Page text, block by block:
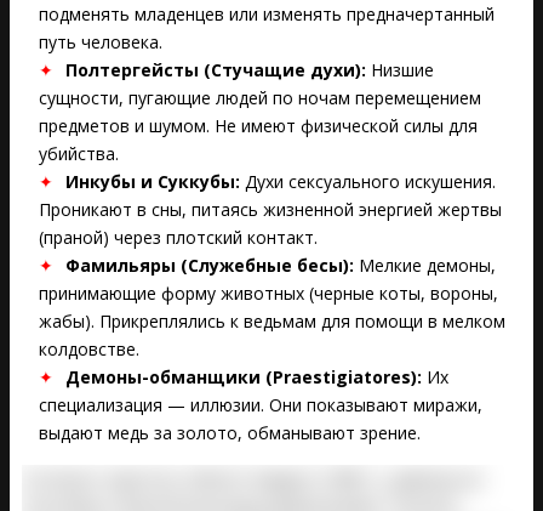
подменять младенцев или изменять предначертанный
путь человека.
Полтергейсты (Стучащие духи): Низшие
сущности, пугающие людей по ночам перемещением
предметов и шумом. Не имеют физической силы для
убийства.
Инкубы и Суккубы: Духи сексуального искушения.
Проникают в сны, питаясь жизненной энергией жертвы
(праной) через плотский контакт.
Фамильяры (Служебные бесы): Мелкие демоны,
принимающие форму животных (черные коты, вороны,
жабы). Прикреплялись к ведьмам для помощи в мелком
колдовстве.
Демоны-обманщики (Praestigiatores): Их
специализация — иллюзии. Они показывают миражи,
выдают медь за золото, обманывают зрение.